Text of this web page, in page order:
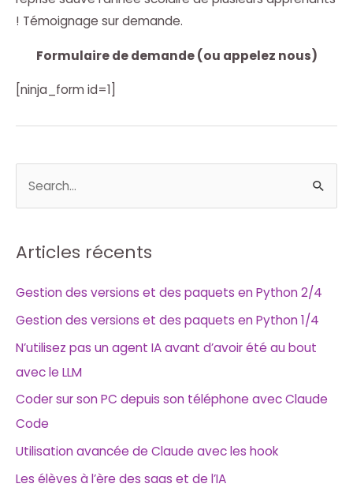
! Témoignage sur demande.
Formulaire de demande (ou appelez nous)
[ninja_form id=1]
h
r
c
h
e
r
:
Articles récents
Gestion des versions et des paquets en Python 2/4
Gestion des versions et des paquets en Python 1/4
N’utilisez pas un agent IA avant d’avoir été au bout
avec le LLM
Coder sur son PC depuis son téléphone avec Claude
Code
Utilisation avancée de Claude avec les hook
Les élèves à l’ère des saas et de l’IA